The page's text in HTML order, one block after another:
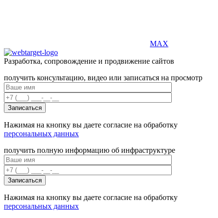
MAX
Разработка, сопровождение и продвижение сайтов
получить консультацию, видео или записаться на просмотр
Нажимая на кнопку вы даете согласие на обработку
персональных данных
получить полную информацию об инфраструктуре
Нажимая на кнопку вы даете согласие на обработку
персональных данных